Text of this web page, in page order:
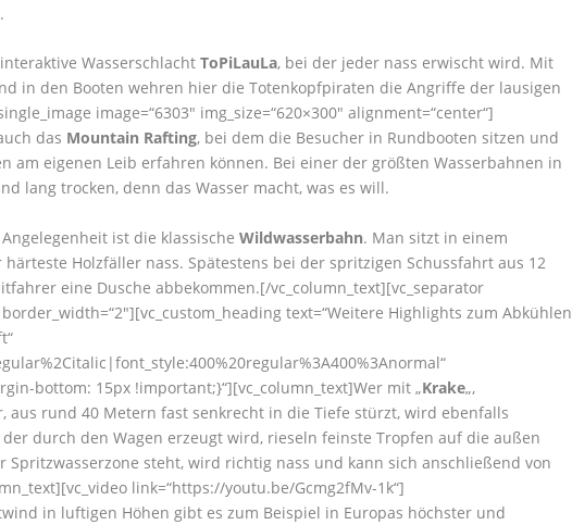
WasserschlachtToPiLauLa, bei der jeder nass erwischt wird. Mit
in den Booten wehren hier die Totenkopfpiraten die Angriffe der lausigen
image=“6303″ img_size=“620×300″ alignment=“center“]
das Mountain Rafting, bei dem die Besucher in Rundbooten sitzen und
am eigenen Leib erfahren können. Bei einer der größten Wasserbahnen in
lang trocken, denn das Wasser macht, was es will.
ist die klassischeWildwasserbahn. Man sitzt in einem
Holzfäller nass. Spätestens bei der spritzigen Schussfahrt aus 12
eine Dusche abbekommen.[/vc_column_text][vc_separator
text=“Weitere Highlights zum
bottom: 15px !important;}“][vc_column_text]Wer mit „Krake„,
aus rund 40 Metern fast senkrecht in die Tiefe stürzt, wird ebenfalls
durch den Wagen erzeugt wird, rieseln feinste Tropfen auf die außen
Spritzwasserzone steht, wird richtig nass und kann sich anschließend von
link=“https://youtu.be/Gcmg2fMv-1k“]
in luftigen Höhen gibt es zum Beispiel in Europas höchster und